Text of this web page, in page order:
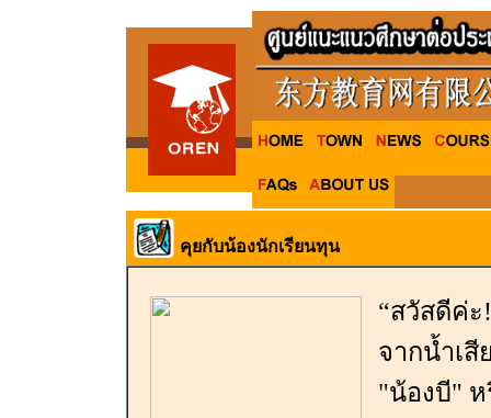
คุยกับน้องนักเรียนทุน
“สวัสดีค่ะ
จากน้ำเสี
"น้องบี"